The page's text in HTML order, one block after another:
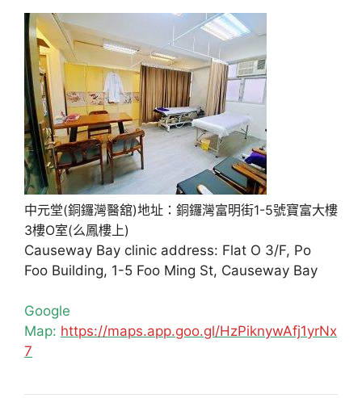
中元堂(銅鑼灣醫舘)地址：銅鑼灣富明街1-5號寶富大樓
3樓O室(么鳳樓上)
Causeway Bay clinic address: Flat O 3/F, Po
Foo Building, 1-5 Foo Ming St, Causeway Bay
Google
Map: https://maps.app.goo.gl/HzPiknywAfj1yrNx
7